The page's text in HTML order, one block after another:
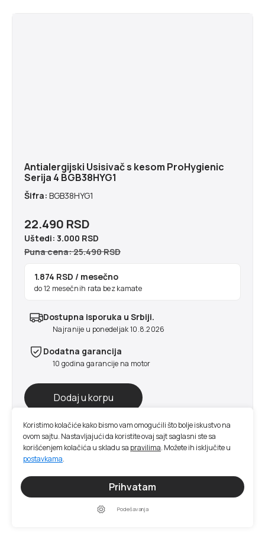
Antialergijski Usisivač s kesom ProHygienic
Serija 4 BGB38HYG1
Šifra: BGB38HYG1
22.490 RSD
Uštedi: 3.000 RSD
Puna cena: 25.490 RSD
1.874 RSD / mesečno
do 12 mesečnih rata bez kamate
Dostupna isporuka u Srbiji.
Najranije u ponedeljak 10.8.2026
Dodatna garancija
10 godina garancije na motor
Koristimo kolačiće kako bismo vam omogućili što bolje iskustvo na
ovom sajtu. Nastavljajući da koristite ovaj sajt saglasni ste sa
korišćenjem kolačića u skladu sa pravilima. Možete ih isključite u
postavkama.
Prihvatam
Podešavanja